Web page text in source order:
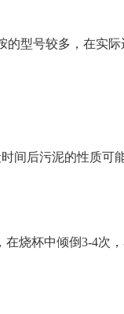
型号较多，在实
间后污泥的性质可
在烧杯中倾倒3-4次